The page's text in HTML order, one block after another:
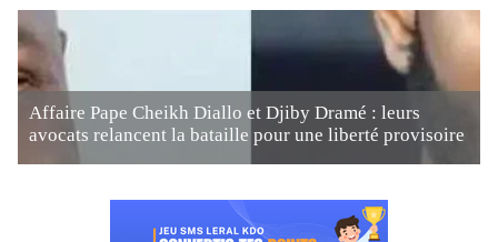
Affaire Pape Cheikh Diallo et Djiby Dramé : leurs
avocats relancent la bataille pour une liberté provisoire